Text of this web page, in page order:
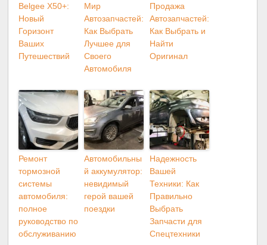
Belgee X50+:
Новый
Горизонт
Ваших
Путешествий
Мир
Автозапчастей:
Как Выбрать
Лучшее для
Своего
Автомобиля
Продажа
Автозапчастей:
Как Выбрать и
Найти
Оригинал
Ремонт
тормозной
системы
автомобиля:
полное
руководство по
обслуживанию
Автомобильны
й аккумулятор:
невидимый
герой вашей
поездки
Надежность
Вашей
Техники: Как
Правильно
Выбрать
Запчасти для
Спецтехники